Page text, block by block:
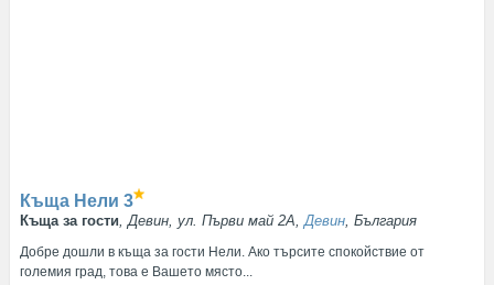
Къща Нели 3
Къща за гости, Девин, ул. Първи май 2A,Девин, България
Добре дошли в къща за гости Нели. Ако търсите спокойствие от
големия град, това е Вашето място...